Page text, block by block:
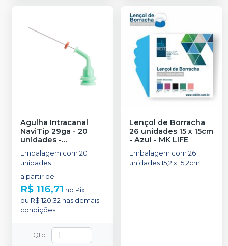
Agulha Intracanal
NaviTip 29ga - 20
unidades -
ULTRADENT
Embalagem com 20
unidades.
a partir de:
R$ 116,71 no Pix
ou R$ 120,32 nas demais
condições
Qtd :
Lençol de Borracha
26 unidades 15 x 15cm
- Azul - MK LIFE
Embalagem com 26
unidades 15,2 x 15,2cm.